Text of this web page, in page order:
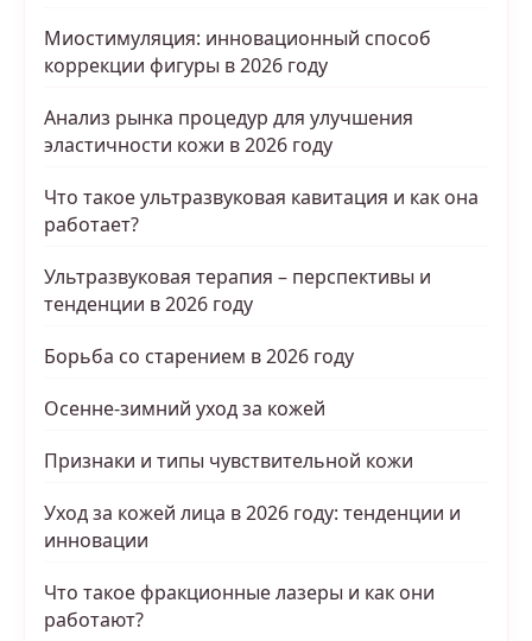
Миостимуляция: инновационный способ
коррекции фигуры в 2026 году
Анализ рынка процедур для улучшения
эластичности кожи в 2026 году
Что такое ультразвуковая кавитация и как она
работает?
Ультразвуковая терапия – перспективы и
тенденции в 2026 году
Борьба со старением в 2026 году
Осенне-зимний уход за кожей
Признаки и типы чувствительной кожи
Уход за кожей лица в 2026 году: тенденции и
инновации
Что такое фракционные лазеры и как они
работают?